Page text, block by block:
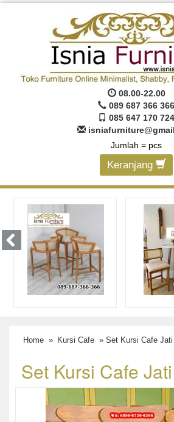
08.00-22.00
089 687 366 366
085 647 170 724
Jumlah = pcs
Keranjang
Home » Kursi Cafe » Set Kursi Cafe Jati
Set Kursi Cafe